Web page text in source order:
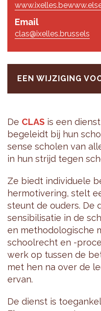
www.ixelles.be
Email
clas@ixelles.brussels
EEN WIJZIGING
De CLAS is een
be­ge­leidt bij hun
s­en­se scho­len van
in hun strijd tegen
Ze biedt in­di­vi­du­e­le
her­mo­ti­ve­ring, stelt
steunt de ou­ders. De
sen­si­bi­li­sa­tie in de
en me­tho­do­lo­gi­sche
school­recht en -
werk op tus­sen de
met hen na over de
ervan.
De dienst is